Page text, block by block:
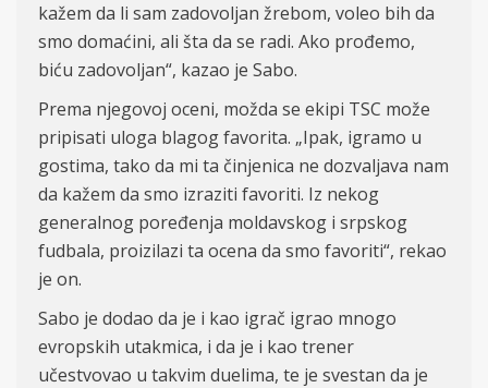
kažem da li sam zadovoljan žrebom, voleo bih da
smo domaćini, ali šta da se radi. Ako prođemo,
biću zadovoljan“, kazao je Sabo.
Prema njegovoj oceni, možda se ekipi TSC može
pripisati uloga blagog favorita. „Ipak, igramo u
gostima, tako da mi ta činjenica ne dozvaljava nam
da kažem da smo izraziti favoriti. Iz nekog
generalnog poređenja moldavskog i srpskog
fudbala, proizilazi ta ocena da smo favoriti“, rekao
je on.
Sabo je dodao da je i kao igrač igrao mnogo
evropskih utakmica, i da je i kao trener
učestvovao u takvim duelima, te je svestan da je